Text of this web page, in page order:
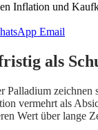
Inflation und
Email
als
zeichnen
vermehrt als
Wert über lange